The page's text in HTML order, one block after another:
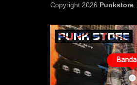
Copyright 2026 Punkstore